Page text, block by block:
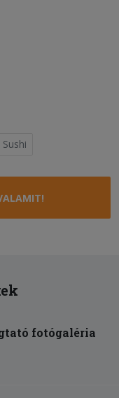
Sushi
fotógaléria